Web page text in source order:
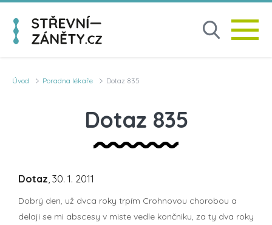
Úvod Poradna lékaře Dotaz 835
Dotaz 835
Dotaz, 30. 1. 2011
Dobrý den, už dvca roky trpím Crohnovou chorobou a
delaji se mi abscesy v miste vedle končniku, za ty dva roky